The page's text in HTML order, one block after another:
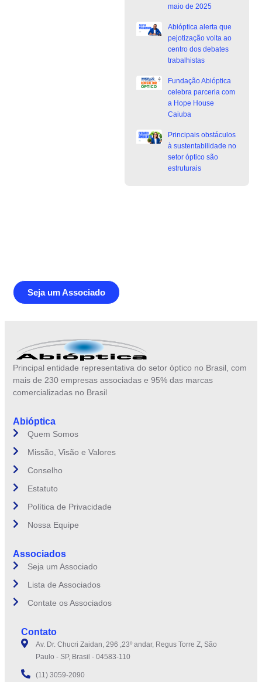
maio de 2025
Abióptica alerta que
pejotização volta ao
centro dos debates
trabalhistas
Fundação Abióptica
celebra parceria com
a Hope House
Caiuba
Principais obstáculos
à sustentabilidade no
setor óptico são
estruturais
Seja um Associado
Principal entidade representativa do setor óptico no Brasil, com
mais de 230 empresas associadas e 95% das marcas
comercializadas no Brasil
Abióptica
Quem Somos
Missão, Visão e Valores
Conselho
Estatuto
Política de Privacidade
Nossa Equipe
Associados
Seja um Associado
Lista de Associados
Contate os Associados
Contato
Av. Dr. Chucri Zaidan, 296 ,23º andar, Regus Torre Z, São
Paulo - SP, Brasil - 04583-110
(11) 3059-2090